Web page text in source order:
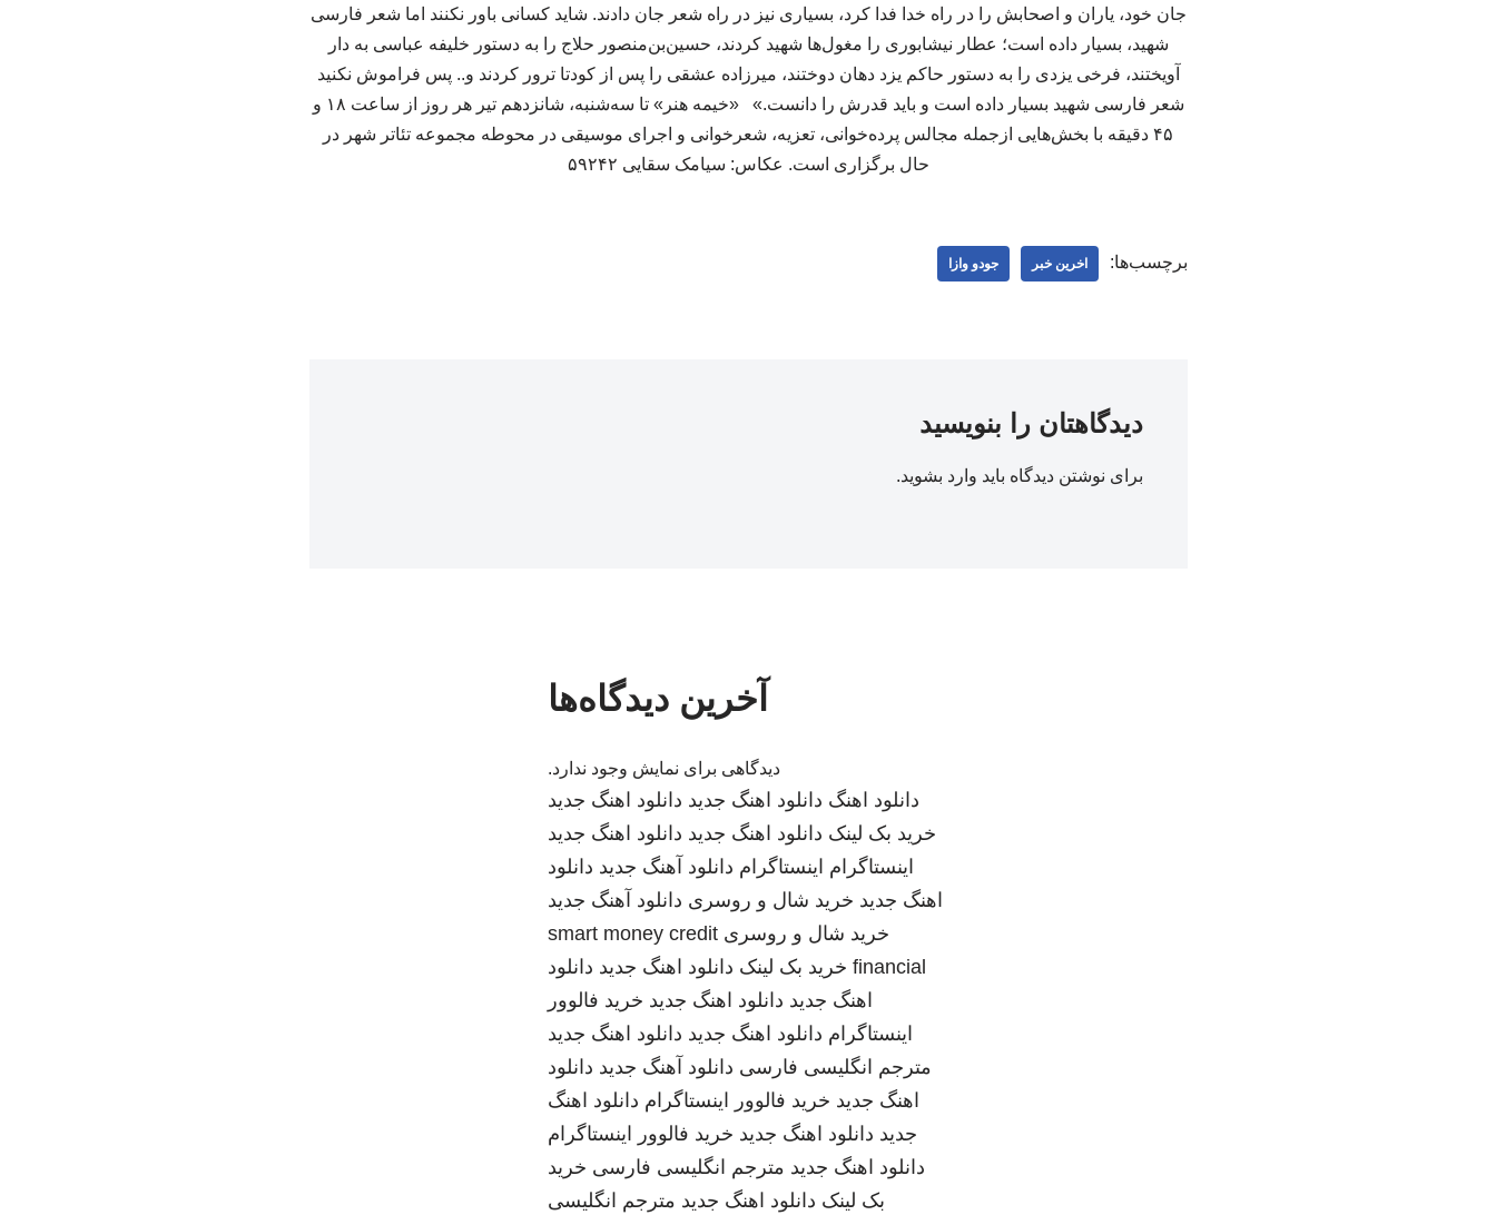
جان خود، یاران و اصحابش را در راه خدا فدا کرد، بسیاری نیز در راه شعر جان دادند. شاید کسانی باور نکنند اما شعر فارسی
شهید، بسیار داده است؛ عطار نیشابوری را مغول‌ها شهید کردند، حسین‌بن‌منصور حلاج را به دستور خلیفه عباسی به دار
آویختند، فرخی یزدی را به دستور حاکم یزد دهان دوختند، میرزاده عشقی را پس از کودتا ترور کردند و.. پس فراموش نکنید
شعر فارسی شهید بسیار داده است و باید قدرش را دانست.» «خیمه هنر» تا سه‌شنبه، شانزدهم تیر هر روز از ساعت ۱۸ و
۴۵ دقیقه با بخش‌هایی ازجمله مجالس پرده‌خوانی، تعزیه، شعرخوانی و اجرای موسیقی در محوطه مجموعه تئاتر شهر در
حال برگزاری است. عکاس: سیامک سقایی ۵۹۲۴۲
برچسب‌ها: اخرین خبر جودو وازا
دیدگاهتان را بنویسید
برای نوشتن دیدگاه باید وارد بشوید.
آخرین دیدگاه‌ها
دیدگاهی برای نمایش وجود ندارد.
دانلود اهنگ دانلود اهنگ جدید دانلود اهنگ جدید
خرید بک لینک دانلود اهنگ جدید دانلود اهنگ جدید
اینستاگرام اینستاگرام دانلود آهنگ جدید دانلود
اهنگ جدید خرید شال و روسری دانلود آهنگ جدید
خرید شال و روسری smart money credit
financial خرید بک لینک دانلود اهنگ جدید دانلود
اهنگ جدید دانلود اهنگ جدید خرید فالوور
اینستاگرام دانلود اهنگ جدید دانلود اهنگ جدید
مترجم انگلیسی فارسی دانلود آهنگ جدید دانلود
اهنگ جدید خرید فالوور اینستاگرام دانلود اهنگ
جدید دانلود اهنگ جدید خرید فالوور اینستاگرام
دانلود اهنگ جدید مترجم انگلیسی فارسی خرید
بک لینک دانلود اهنگ جدید مترجم انگلیسی